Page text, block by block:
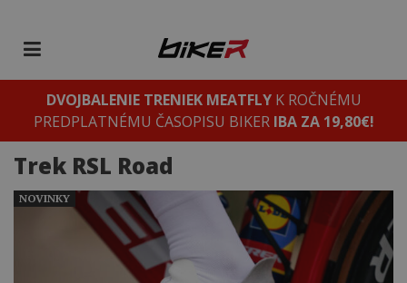
DVOJBALENIE TRENIEK MEATFLYK ROČNÉMU
PREDPLATNÉMU ČASOPISU BIKER IBA ZA 19,80€!
Trek RSL Road
NOVINKY